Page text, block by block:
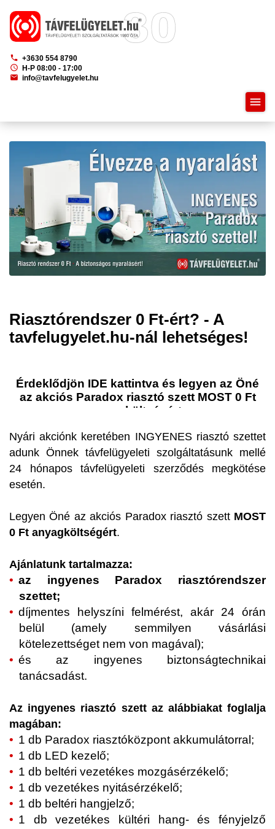
phone +3630 554 8790
schedule
H-P 08:00 - 17:00
mail info@tavfelugyelet.hu
menu
Riasztórendszer 0 Ft-ért? - A
tavfelugyelet.hu-nál lehetséges!
Érdeklődjön IDE kattintva és legyen az Öné
az akciós Paradox riasztó szett MOST 0 Ft
anyagköltségért.
Nyári akciónk keretében INGYENES riasztó szettet
adunk Önnek távfelügyeleti szolgáltatásunk mellé
24 hónapos távfelügyeleti szerződés megkötése
esetén.
Legyen Öné az akciós Paradox riasztó szett MOST
0 Ft anyagköltségért.
Ajánlatunk tartalmazza:
az ingyenes Paradox riasztórendszer
szettet;
díjmentes helyszíni felmérést, akár 24 órán
belül (amely semmilyen vásárlási
kötelezettséget nem von magával);
és az ingyenes biztonságtechnikai
tanácsadást.
Az ingyenes riasztó szett az alábbiakat foglalja
magában:
1 db Paradox riasztóközpont akkumulátorral;
1 db LED kezelő;
1 db beltéri vezetékes mozgásérzékelő;
1 db vezetékes nyitásérzékelő;
1 db beltéri hangjelző;
1 db vezetékes kültéri hang- és fényjelző